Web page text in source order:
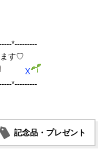
*---------
ます♡
X
*---------
記念品・プレゼント